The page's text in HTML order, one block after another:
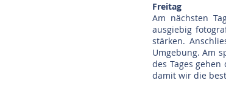
Freitag
Am nächsten
ausgiebig
stärken.
Umgebung. Am
des Tages
damit wir die